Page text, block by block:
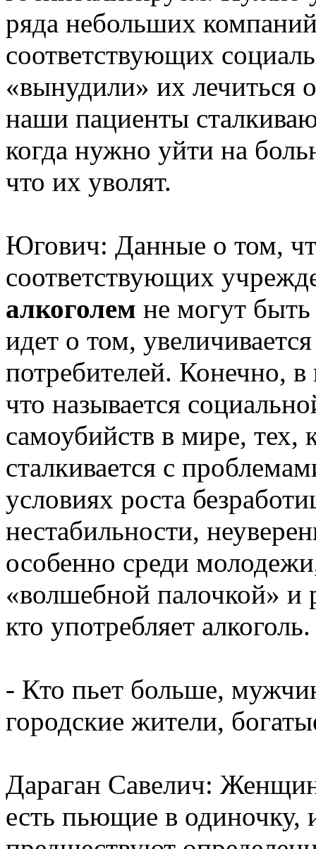
ряда небольших
соответствующих
«вынудили» их лечиться
наши пациенты
когда нужно уйти на
что их уволят.
Югович: Данные о том,
соответствующих
алкоголем не могут быть
идет о том,
потребителей. Конечно, в
что называется
самоубийств в мире, тех,
сталкивается с
условиях роста
нестабильности,
особенно среди
«волшебной палочкой» и
кто употребляет алкоголь.
- Кто пьет больше,
городские жители,
Дараган Савелич:
есть пьющие в одиночку,